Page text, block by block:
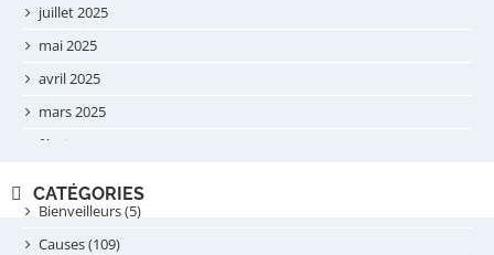
juillet 2025
mai 2025
avril 2025
mars 2025
février 2025
septembre 2024
août 2024
CATÉGORIES
Bienveilleurs (5)
Causes (109)